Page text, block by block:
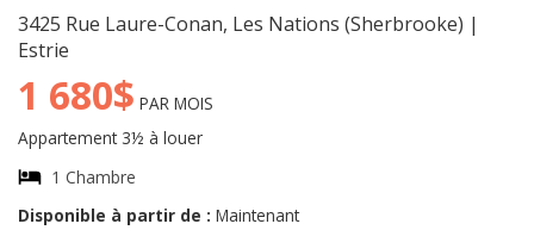
3425 Rue Laure-Conan, Les Nations (Sherbrooke) |
Estrie
1 680$ PAR MOIS
Appartement 3½ à louer
1 Chambre
Disponible à partir de : Maintenant